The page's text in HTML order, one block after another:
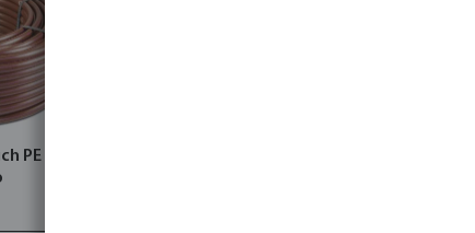
PE 3 bar